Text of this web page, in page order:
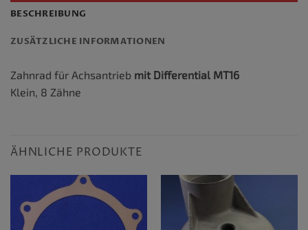
BESCHREIBUNG
ZUSÄTZLICHE INFORMATIONEN
Zahnrad für Achsantrieb mit Differential MT16
Klein, 8 Zähne
ÄHNLICHE PRODUKTE